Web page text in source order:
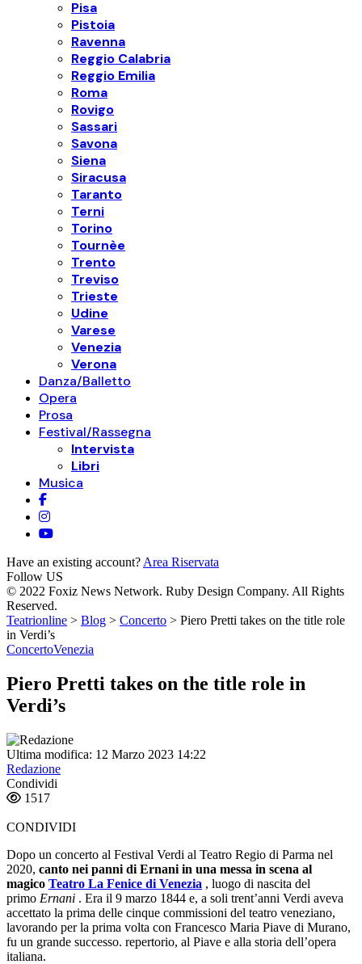
Pisa
Pistoia
Ravenna
Reggio Calabria
Reggio Emilia
Roma
Rovigo
Sassari
Savona
Siena
Siracusa
Taranto
Terni
Torino
Tournèe
Trento
Treviso
Trieste
Udine
Varese
Venezia
Verona
Danza/Balletto
Opera
Prosa
Festival/Rassegna
Intervista
Libri
Musica
Have an existing account? Area Riservata
Follow US
© 2022 Foxiz News Network. Ruby Design Company. All Rights
Reserved.
Teatrionline > Blog > Concerto > Piero Pretti takes on the title role
in Verdi’s
ConcertoVenezia
Piero Pretti takes on the title role in
Verdi’s
Ultima modifica: 12 Marzo 2023 14:22
Redazione
Condividi
1517
CONDIVIDI
Dopo un concerto al Festival Verdi al Teatro Regio di Parma nel
2020, canto nei panni di Ernani in una messa in scena al
magico Teatro La Fenice di Venezia , luogo di nascita del
primo Ernani . Era il 9 marzo 1844 e, a soli trent’anni Verdi aveva
accettato la prima delle cinque commissioni del teatro veneziano,
lavorando per la prima volta con Francesco Maria Piave di Murano,
fu un grande successo. repertorio, al Piave e alla storia dell’opera
italiana.